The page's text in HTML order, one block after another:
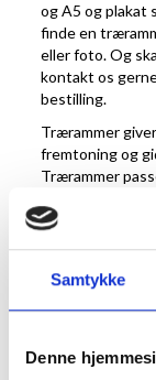
Samtykke
Denne
og A5 og plakat
finde en
eller foto. Og
kontakt os
bestilling.
Trærammer
fremtoning og
Trærammer
Træ er et
ramme der vil
hjemmet, mere